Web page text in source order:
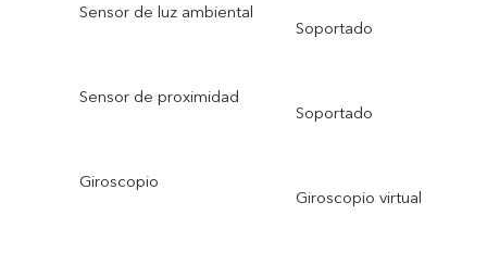
Sensor de luz ambiental
Soportado
Sensor de proximidad
Soportado
Giroscopio
Giroscopio virtual